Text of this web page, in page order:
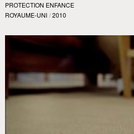
PROTECTION ENFANCE
ROYAUME-UNI / 2010